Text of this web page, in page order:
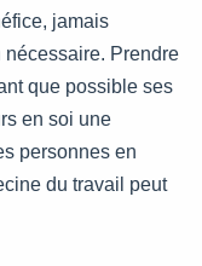
jamais
Prendre
que possible ses
en soi une
personnes en
du travail peut